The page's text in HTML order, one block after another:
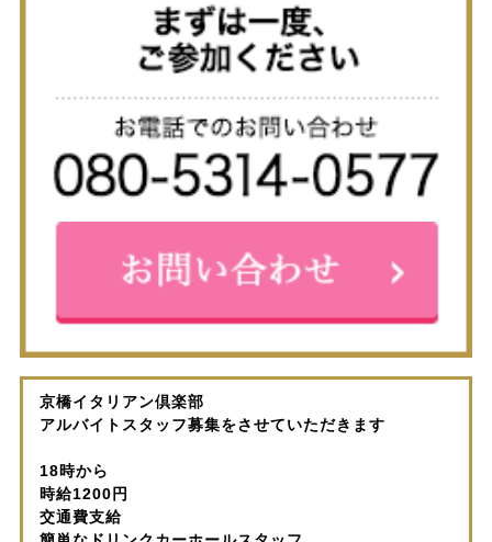
京橋イタリアン倶楽部
アルバイトスタッフ募集をさせていただきます
18時から
時給1200円
交通費支給